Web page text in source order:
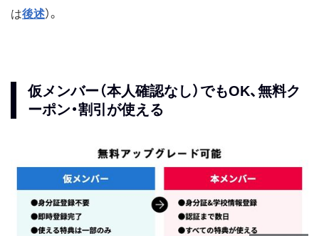
は後述）。
仮メンバー（本人確認なし）でもOK、無料ク
ーポン・割引が使える